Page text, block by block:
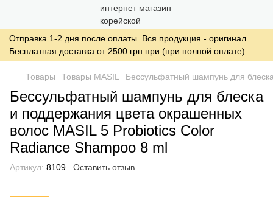
Отправка 1-2 дня после оплаты. Вся продукция - оригинал.
Бесплатная доставка от 2500 грн при (при полной оплате).
Товары Товары MASIL Бессульфатный шампунь для
Бессульфатный шампунь для блеска
и поддержания цвета окрашенных
волос MASIL 5 Probiotics Color
Radiance Shampoo 8 ml
Артикул: 8109 Оставить отзыв